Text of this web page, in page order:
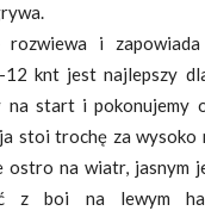
rozwiewa i
knt jest najlepszy
na start i pokonujemy
stoi trochę za wysoko
ostro na wiatr, jasnym
z boi na lewym